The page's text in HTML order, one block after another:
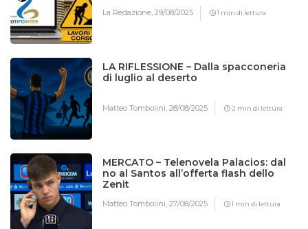
La Redazione,29/08/2025 1 min di lettura
LA RIFLESSIONE – Dalla spacconeria
di luglio al deserto
Matteo Tombolini,28/08/2025 2 min di lettura
MERCATO – Telenovela Palacios: dal
no al Santos all’offerta flash dello
Zenit
Matteo Tombolini,27/08/2025 1 min di lettura